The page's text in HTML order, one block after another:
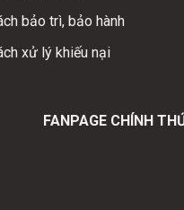
bảo trì, bảo hành
xử lý khiếu nại
FANPAGE CHÍNH